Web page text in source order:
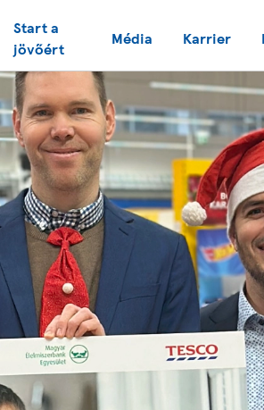
Start a
jövőért
Média Karrier